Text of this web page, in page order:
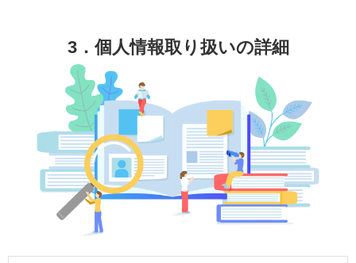
3．個人情報取り扱いの詳細